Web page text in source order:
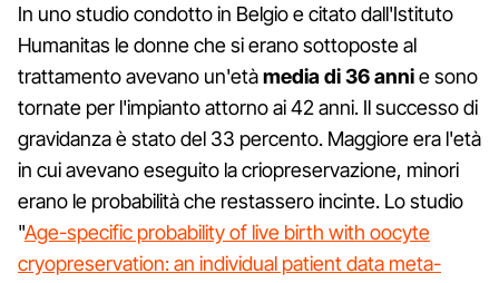
In uno studio condotto in Belgio e citato dall'Istituto
Humanitas le donne che si erano sottoposte al
trattamento avevano un'etàmedia di 36 annie sono
tornate per l'impianto attorno ai 42 anni. Il successo di
gravidanza è stato del 33 percento. Maggiore era l'età
in cui avevano eseguito la criopreservazione, minori
erano le probabilità che restassero incinte. Lo studio
"Age-specific probability of live birth with oocyte
cryopreservation: an individual patient data meta-